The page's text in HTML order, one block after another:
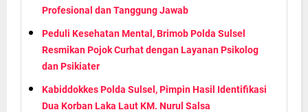
Profesional dan Tanggung Jawab
Peduli Kesehatan Mental, Brimob Polda Sulsel
Resmikan Pojok Curhat dengan Layanan Psikolog
dan Psikiater
Kabiddokkes Polda Sulsel, Pimpin Hasil Identifikasi
Dua Korban Laka Laut KM. Nurul Salsa